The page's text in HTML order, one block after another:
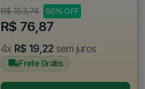
R$ 153,74 50% OFF
R$ 76,87
4x R$ 19,22 sem juros
Frete Grátis